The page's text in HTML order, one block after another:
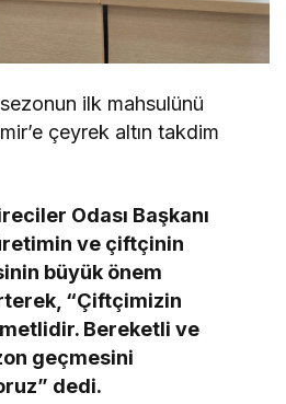
ilk mahsulünü
çeyrek altın takdim
Odası Başkanı
ve çiftçinin
büyük önem
“Çiftçimizin
Bereketli ve
geçmesini
dedi.